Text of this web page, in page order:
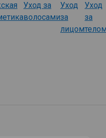
Уход за
волосами
Уход
за
лицом
Уход
за